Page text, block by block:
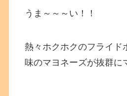
うま～～～い！！
熱々ホクホクのフライド
味のマヨネーズが抜群に